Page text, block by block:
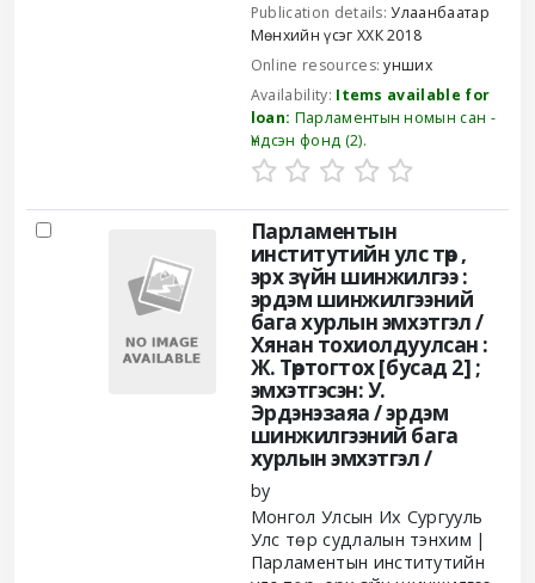
Publication details:Улаанбаатар
Мөнхийн үсэг ХХК2018
Online resources:унших
Availability: Items available for
loan: Парламентын номын сан -
Үндсэн фонд (2).
Парламентын
институтийн улс төр ,
эрх зүйн шинжилгээ :
эрдэм шинжилгээний
бага хурлын эмхэтгэл /
Хянан тохиолдуулсан :
Ж. Төртогтох [бусад 2] ;
эмхэтгэсэн: У.
Эрдэнэзаяа /эрдэм
шинжилгээний бага
хурлын эмхэтгэл /
by
Монгол Улсын Их Сургууль
Улс төр судлалын тэнхим
Парламентын институтийн